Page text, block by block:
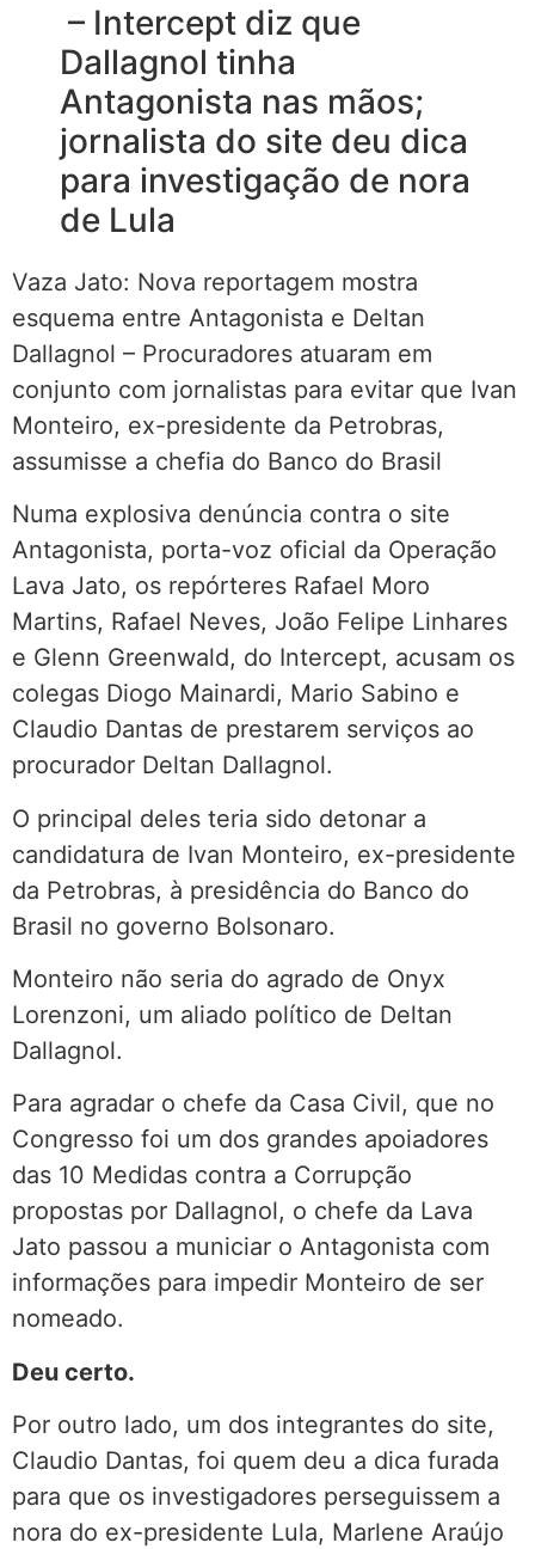
– Intercept diz que
Dallagnol tinha
Antagonista nas mãos;
jornalista do site deu dica
para investigação de nora
de Lula
Vaza Jato: Nova reportagem mostra
esquema entre Antagonista e Deltan
Dallagnol – Procuradores atuaram em
conjunto com jornalistas para evitar que Ivan
Monteiro, ex-presidente da Petrobras,
assumisse a chefia do Banco do Brasil
Numa explosiva denúncia contra o site
Antagonista, porta-voz oficial da Operação
Lava Jato, os repórteres Rafael Moro
Martins, Rafael Neves, João Felipe Linhares
e Glenn Greenwald, do Intercept, acusam os
colegas Diogo Mainardi, Mario Sabino e
Claudio Dantas de prestarem serviços ao
procurador Deltan Dallagnol.
O principal deles teria sido detonar a
candidatura de Ivan Monteiro, ex-presidente
da Petrobras, à presidência do Banco do
Brasil no governo Bolsonaro.
Monteiro não seria do agrado de Onyx
Lorenzoni, um aliado político de Deltan
Dallagnol.
Para agradar o chefe da Casa Civil, que no
Congresso foi um dos grandes apoiadores
das 10 Medidas contra a Corrupção
propostas por Dallagnol, o chefe da Lava
Jato passou a municiar o Antagonista com
informações para impedir Monteiro de ser
nomeado.
Deu certo.
Por outro lado, um dos integrantes do site,
Claudio Dantas, foi quem deu a dica furada
para que os investigadores perseguissem a
nora do ex-presidente Lula, Marlene Araújo